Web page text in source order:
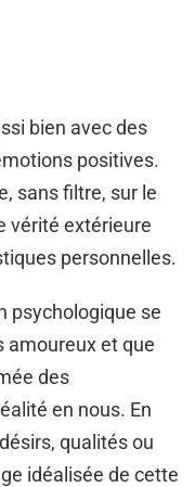
bien avec des
positives.
sans filtre, sur le
vérité extérieure
personnelles.
psychologique se
amoureux et que
des
en nous. En
qualités ou
idéalisée de cette